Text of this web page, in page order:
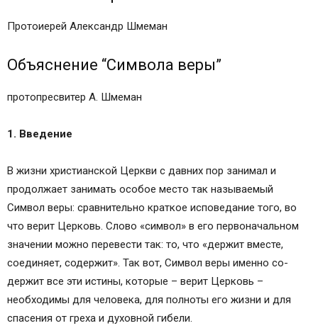
Протоиерей Александр Шмеман
Объяснение “Символа веры”
протопресвитер А. Шмеман
1. Введение
В жизни христианской Церкви с давних пор занимал и
продолжает занимать особое место так называемый
Символ веры: сравнительно краткое исповедание того, во
что верит Церковь. Слово «символ» в его первоначальном
значении можно перевести так: то, что «держит вместе,
соединяет, содержит». Так вот, Символ веры именно со-
держит все эти истины, которые – верит Церковь –
необходимы для человека, для полноты его жизни и для
спасения от греха и духовной гибели.